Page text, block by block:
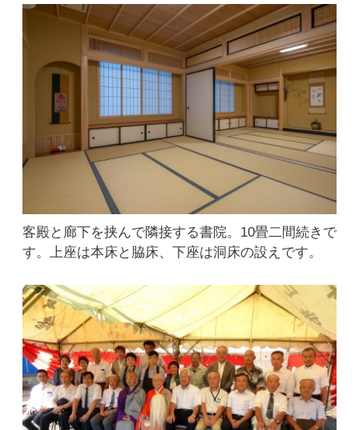
客殿と廊下を挟んで隣接する書院。10畳二間続きで
す。上座は本床と脇床、下座は洞床の設えです。